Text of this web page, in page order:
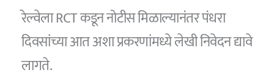
रेल्वेला RCT कडून नोटीस मिळाल्यानंतर पंधरा
दिवसांच्या आत अशा प्रकरणांमध्ये लेखी निवेदन द्यावे
लागते.